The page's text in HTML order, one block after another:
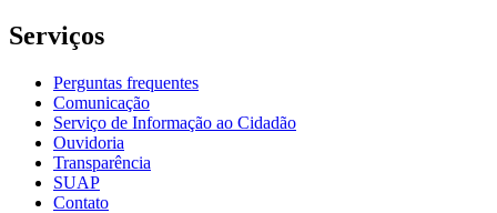
Serviços
Perguntas frequentes
Comunicação
Serviço de Informação ao Cidadão
Ouvidoria
Transparência
SUAP
Contato